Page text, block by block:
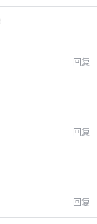
回复
回复
回复